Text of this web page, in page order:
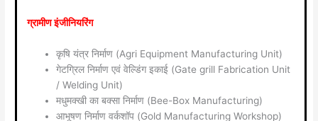
ग्रामीण इंजीनियरिंग
कृषि यंत्र निर्माण (Agri Equipment Manufacturing Unit)
गेटग्रिल निर्माण एवं वेल्डिंग इकाई (Gate grill Fabrication Unit
/ Welding Unit)
मधुमक्खी का बक्सा निर्माण (Bee-Box Manufacturing)
आभूषण निर्माण वर्कशॉप (Gold Manufacturing Workshop)